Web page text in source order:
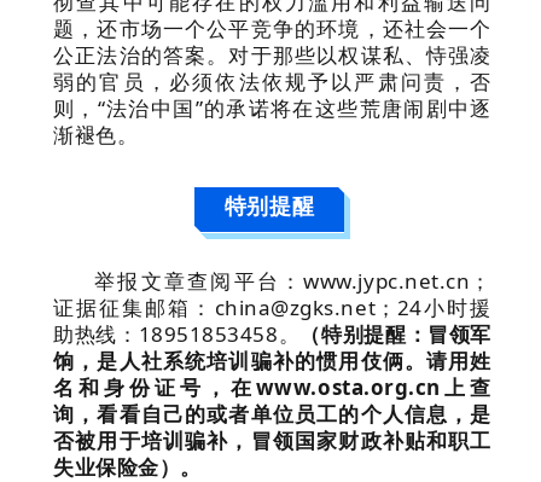
题，还市场一个公平竞争的环境，还社会一个
公正法治的答案。对于那些以权谋私、恃强凌
弱的官员，必须依法依规予以严肃问责，否
则，“法治中国”的承诺将在这些荒唐闹剧中逐
渐褪色。
特别提醒
举报文章查阅平台：www.jypc.net.cn；
证据征集邮箱：china@zgks.net；24小时援
助热线：18951853458。
（特别提醒：冒领军
饷，是人社系统培训骗补的惯用伎俩。请用姓
名和身份证号，在www.osta.org.cn上查
询，看看自己的或者单位员工的个人信息，是
否被用于培训骗补，冒领国家财政补贴和职工
失业保险金）。